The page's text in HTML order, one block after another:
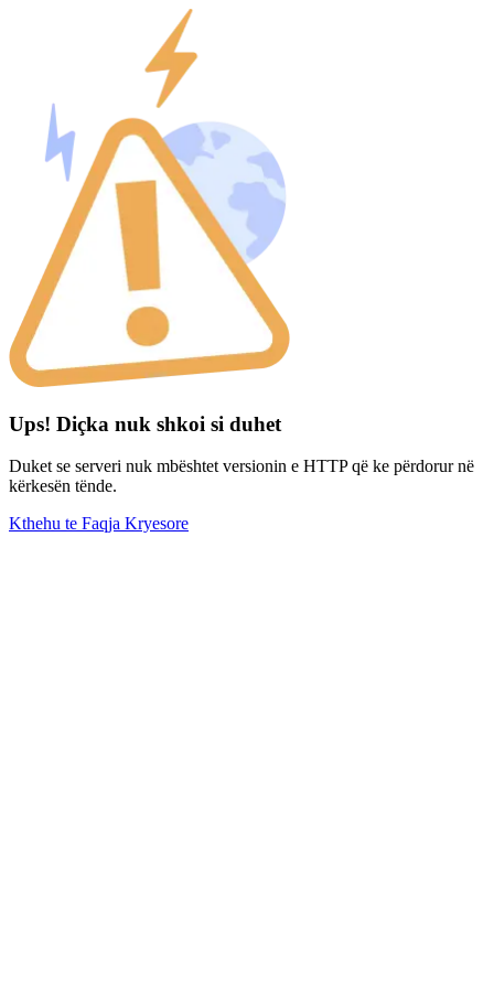
Ups! Diçka nuk shkoi si duhet
Duket se serveri nuk mbështet versionin e HTTP që ke përdorur në
kërkesën tënde.
Kthehu te Faqja Kryesore